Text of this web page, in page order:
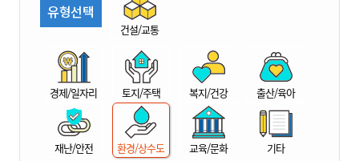
시
산
유형선택
건설/교통
경제/일자리 토지/주택 복지/건강 출산/육아
재난/안전 환경/상수도 교육/문화 기타